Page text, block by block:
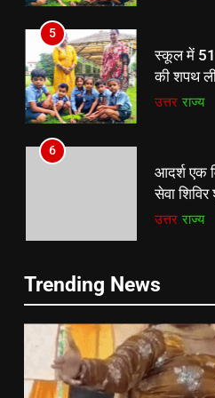
5
स्कूल में
की शपथ
उत्तर राज्य
6
आदर्श एक
सेवा
उत्तर राज्य
आदर्श एक
उत्तर राज्य
8
Trending News
स्कूल में
की शपथ ली
6
आदर्श एक
सेवा
उत्तर राज्य